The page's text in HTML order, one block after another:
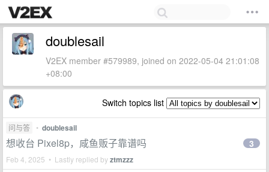
doublesail
V2EX member #579989, joined on 2022-05-04 21:01:08
+08:00
Switch topics list
问与答 • doublesail
想收台 Pixel8p，咸鱼贩子靠谱吗
Feb 4, 2025 • Lastly replied byztmzzz
3